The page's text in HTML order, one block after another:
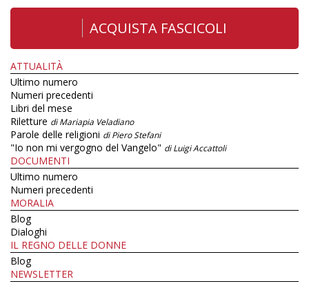
ACQUISTA FASCICOLI
ATTUALITÀ
Ultimo numero
Numeri precedenti
Libri del mese
Riletture di Mariapia Veladiano
Parole delle religioni di Piero Stefani
"Io non mi vergogno del Vangelo" di Luigi Accattoli
DOCUMENTI
Ultimo numero
Numeri precedenti
MORALIA
Blog
Dialoghi
IL REGNO DELLE DONNE
Blog
NEWSLETTER